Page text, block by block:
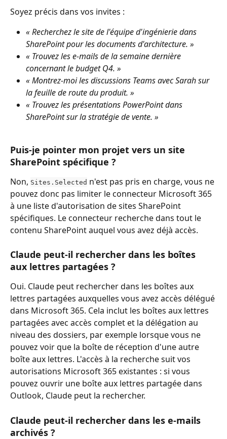
Soyez précis dans vos invites :
« Recherchez le site de l'équipe d'ingénierie dans
SharePoint pour les documents d'architecture. »
« Trouvez les e-mails de la semaine dernière
concernant le budget Q4. »
« Montrez-moi les discussions Teams avec Sarah sur
la feuille de route du produit. »
« Trouvez les présentations PowerPoint dans
SharePoint sur la stratégie de vente. »
Puis-je pointer mon projet vers un site
SharePoint spécifique ?
Non, Sites.Selected n'est pas pris en charge, vous ne
pouvez donc pas limiter le connecteur Microsoft 365
à une liste d'autorisation de sites SharePoint
spécifiques. Le connecteur recherche dans tout le
contenu SharePoint auquel vous avez déjà accès.
Claude peut-il rechercher dans les boîtes
aux lettres partagées ?
Oui. Claude peut rechercher dans les boîtes aux
lettres partagées auxquelles vous avez accès délégué
dans Microsoft 365. Cela inclut les boîtes aux lettres
partagées avec accès complet et la délégation au
niveau des dossiers, par exemple lorsque vous ne
pouvez voir que la boîte de réception d'une autre
boîte aux lettres. L'accès à la recherche suit vos
autorisations Microsoft 365 existantes : si vous
pouvez ouvrir une boîte aux lettres partagée dans
Outlook, Claude peut la rechercher.
Claude peut-il rechercher dans les e-mails
archivés ?